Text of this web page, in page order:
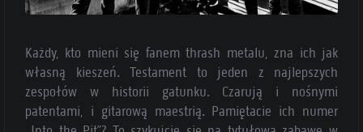
Każdy, kto mieni się fanem thrash metalu, zna ich jak
własną kieszeń. Testament to jeden z najlepszych
zespołów w historii gatunku. Czarują i nośnymi
patentami, i gitarową maestrią. Pamiętacie ich numer